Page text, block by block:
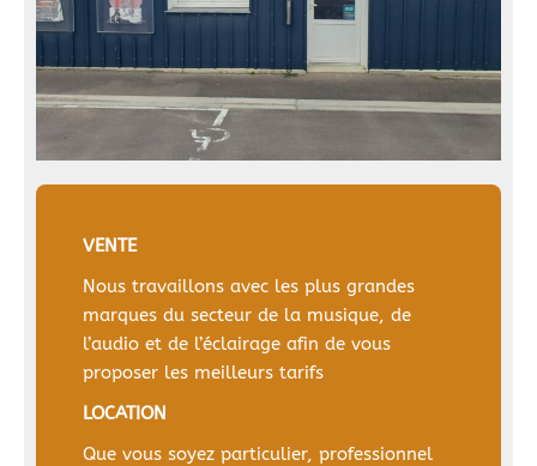
VENTE
Nous travaillons avec les plus grandes
marques du secteur de la musique, de
l’audio et de l’éclairage afin de vous
proposer les meilleurs tarifs
LOCATION
Que vous soyez particulier, professionnel